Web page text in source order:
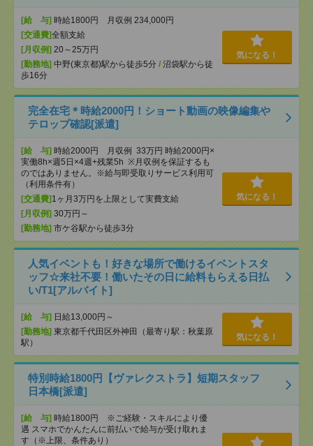
[給 与] 時給1800円 月収例 234,000円
[交通費]全額支給
[月収例] 20～25万円
[勤務地] 中野(東京都)駅から徒歩5分 / 沼袋駅から徒
歩16分
気になる！
完全在宅＊時給2000円！ショート動画の映像編集や
テロップ確認[派遣]
[給 与] 時給2000円 月収例 33万円 時給2000円×
実働8h×週5日×4週+残業5h ※月収例を保証するも
のではありません。※給与即受取りサービス利用可
（利用条件有）
[交通費]1ヶ月3万円を上限として実費支給
[月収例] 30万円～
[勤務地] 市ケ谷駅から徒歩3分
気になる！
人気イベントも！好きな場所で働けるイベントスタ
ッフ☆来社不要！働いたその日に給料もらえる日払
い/T1[アルバイト]
[給 与] 日給13,000円～
[勤務地] 東京都千代田区外神田（最寄り駅：秋葉原
駅）
気になる！
特別時給1800円【ヴァレクストラ】短期スタッフ
日本橋[派遣]
[給 与] 時給1800円 ※ご経験・スキルにより優
遇 スマホでかんたんに前払いで給与が受け取れま
す（※上限、条件あり）